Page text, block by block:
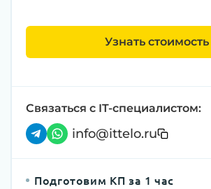
Узнать стоимость
Связаться с IT-специалистом:
info@ittelo.ru
Подготовим КП за 1 час